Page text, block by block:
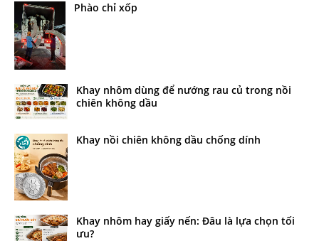
Phào chỉ xốp
Khay nhôm dùng để nướng rau củ trong nồi
chiên không dầu
Khay nồi chiên không dầu chống dính
Khay nhôm hay giấy nến: Đâu là lựa chọn tối
ưu?